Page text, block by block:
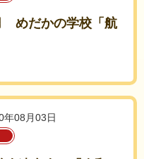
めだかの学校「航
年08月03日